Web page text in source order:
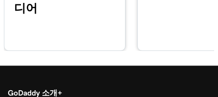
디어
GoDaddy 소개